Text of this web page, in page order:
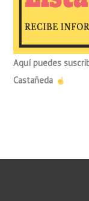
Aquí puedes
Castañeda